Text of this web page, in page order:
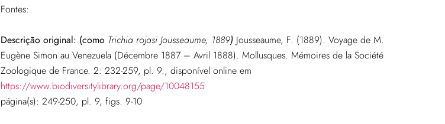
Fontes:
Descrição original: (como Trichia rojasi Jousseaume, 1889) Jousseaume, F. (1889). Voyage de M.
Eugène Simon au Venezuela (Décembre 1887 – Avril 1888). Mollusques. Mémoires de la Société
Zoologique de France. 2: 232-259, pl. 9., disponível online em
https://www.biodiversitylibrary.org/page/10048155
página(s): 249-250, pl. 9, figs. 9-10